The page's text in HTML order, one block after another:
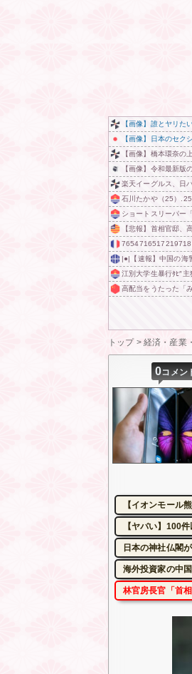
【画像】誰とヤリ
【画像】日本のセク
【画像】橋本環奈
【画像】令和最新
楽天イーグルス、日
石川たかや（25）
ショートスリーパー
【悲報】首相官邸、
|●|【速報】中国の海
江別大学生暴行ﾀﾋ″
高配当をうたった「
トップ> 経済・産業
0コメン
【イオンモール
【ヤバい】100
日本の神社仏閣
海外投資家の中
林官房長官「首